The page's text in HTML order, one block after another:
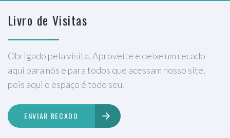
Livro de Visitas
Obrigado pela visita. Aproveite e deixe um recado
aqui para nós e para todos que acessam nosso site,
pois aqui o espaço é todo seu.
ENVIAR RECADO